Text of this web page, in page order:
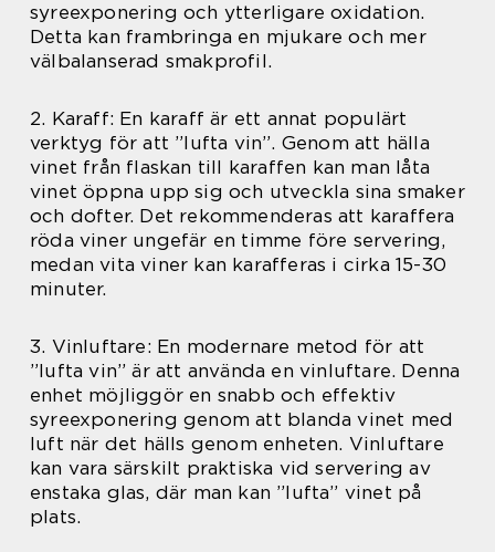
syreexponering och ytterligare oxidation.
Detta kan frambringa en mjukare och mer
välbalanserad smakprofil.
2. Karaff: En karaff är ett annat populärt
verktyg för att ”lufta vin”. Genom att hälla
vinet från flaskan till karaffen kan man låta
vinet öppna upp sig och utveckla sina smaker
och dofter. Det rekommenderas att karaffera
röda viner ungefär en timme före servering,
medan vita viner kan karafferas i cirka 15-30
minuter.
3. Vinluftare: En modernare metod för att
”lufta vin” är att använda en vinluftare. Denna
enhet möjliggör en snabb och effektiv
syreexponering genom att blanda vinet med
luft när det hälls genom enheten. Vinluftare
kan vara särskilt praktiska vid servering av
enstaka glas, där man kan ”lufta” vinet på
plats.